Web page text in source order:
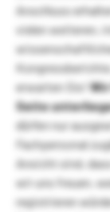
Anschluss
vielen weiteren,
erwarten Sie!
Seite
dürfen nur
Fachpersonal
Ansicht sind,
wir uns freuen,
registrieren